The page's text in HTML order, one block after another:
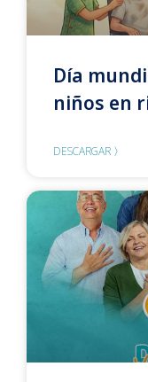
Día
niños en
DESCARGAR 〉